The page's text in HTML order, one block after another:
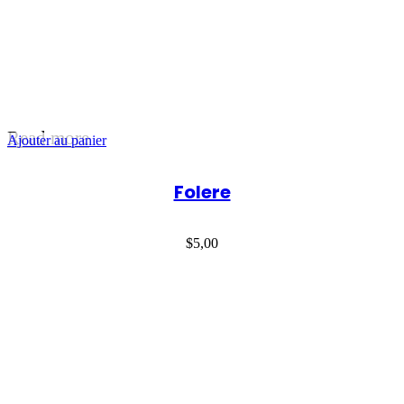
Read more
Ajouter au panier
Folere
$5,00